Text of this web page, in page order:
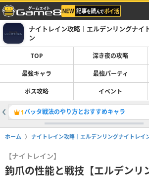
ナイトレイン攻略｜エルデンリングナイ
ン
TOP 深き夜の攻略
最強キャラ 最強パーティ
ボス攻略 イベント
1バッタ戦法のやり方とおすすめキャラ
ホーム ナイトレイン攻略｜エルデンリングナイトレイ
【ナイトレイン】
鉤爪の性能と戦技【エルデンリ